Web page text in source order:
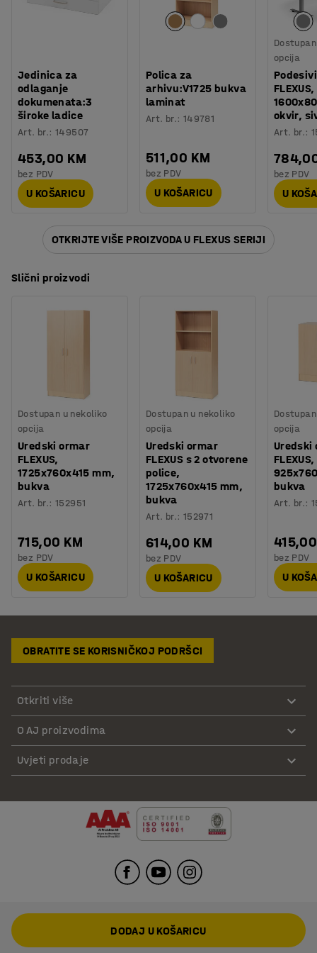
Jedinica za
odlaganje
dokumenata:3
široke ladice
Art. br.:149507
453,00 KM
bez PDV
U KOŠARICU
Polica za
arhivu:V1725 bukva
laminat
Art. br.: 149781
511,00 KM
bez PDV
U KOŠARICU
opcija
okvir,
Art. br.:
bez PDV
U
OTKRIJTE VIŠE PROIZVODA U FLEXUS SERIJI
Slični proizvodi
Dostupan u nekoliko
opcija
Uredski ormar
FLEXUS,
1725x760x415 mm,
bukva
Art. br.:152951
715,00 KM
bez PDV
U KOŠARICU
Dostupan u nekoliko
opcija
Uredski ormar
FLEXUS s 2 otvorene
police,
1725x760x415 mm,
bukva
Art. br.: 152971
614,00 KM
bez PDV
U KOŠARICU
opcija
Uredski
FLEXUS,
bukva
Art. br.:
bez PDV
U
OBRATITE SE KORISNIČKOJ PODRŠCI
Otkriti više
O AJ proizvodima
Uvjeti prodaje
DODAJ U KOŠARICU